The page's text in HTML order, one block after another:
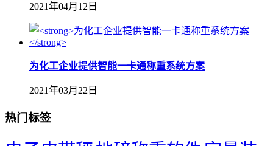
2021年04月12日
为化工企业提供智能一卡通称重系统方案
2021年03月22日
热门标签